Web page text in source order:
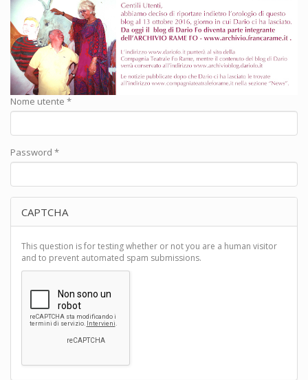
Nome utente *
Password *
CAPTCHA
This question is for testing whether or not you are a human visitor
and to prevent automated spam submissions.